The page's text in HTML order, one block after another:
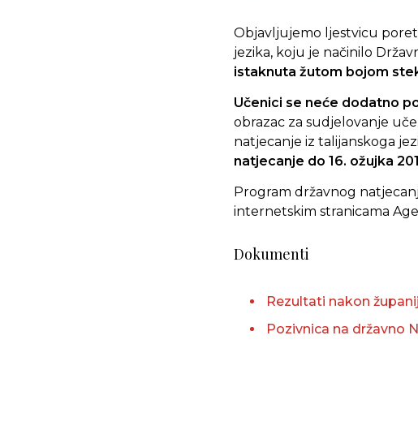
Objavljujemo ljestvicu
jezika, koju je načinilo
istaknuta žutom bojom
Učenici se neće dodatno
obrazac za sudjelovanje
natjecanje iz talijanskoga
natjecanje do 16. ožujka
Program državnog
internetskim stranicama
Dokumenti
Rezultati nakon
Pozivnica na državno